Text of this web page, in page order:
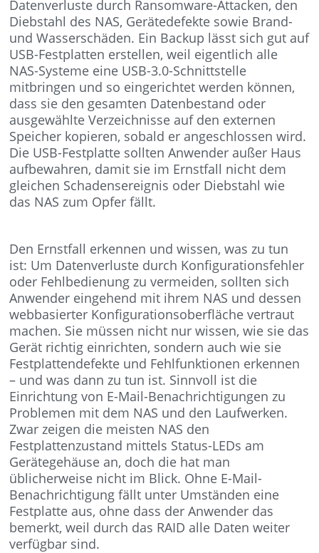
Datenverluste durch Ransomware-Attacken, den
Diebstahl des NAS, Gerätedefekte sowie Brand-
und Wasserschäden. Ein Backup lässt sich gut auf
USB-Festplatten erstellen, weil eigentlich alle
NAS-Systeme eine USB-3.0-Schnittstelle
mitbringen und so eingerichtet werden können,
dass sie den gesamten Datenbestand oder
ausgewählte Verzeichnisse auf den externen
Speicher kopieren, sobald er angeschlossen wird.
Die USB-Festplatte sollten Anwender außer Haus
aufbewahren, damit sie im Ernstfall nicht dem
gleichen Schadensereignis oder Diebstahl wie
das NAS zum Opfer fällt.
Den Ernstfall erkennen und wissen, was zu tun
ist: Um Datenverluste durch Konfigurationsfehler
oder Fehlbedienung zu vermeiden, sollten sich
Anwender eingehend mit ihrem NAS und dessen
webbasierter Konfigurationsoberfläche vertraut
machen. Sie müssen nicht nur wissen, wie sie das
Gerät richtig einrichten, sondern auch wie sie
Festplattendefekte und Fehlfunktionen erkennen
– und was dann zu tun ist. Sinnvoll ist die
Einrichtung von E-Mail-Benachrichtigungen zu
Problemen mit dem NAS und den Laufwerken.
Zwar zeigen die meisten NAS den
Festplattenzustand mittels Status-LEDs am
Gerätegehäuse an, doch die hat man
üblicherweise nicht im Blick. Ohne E-Mail-
Benachrichtigung fällt unter Umständen eine
Festplatte aus, ohne dass der Anwender das
bemerkt, weil durch das RAID alle Daten weiter
verfügbar sind.